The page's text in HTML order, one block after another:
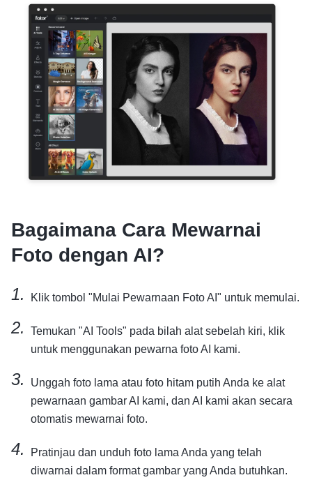
Bagaimana Cara Mewarnai
Foto dengan AI?
Klik tombol "Mulai Pewarnaan Foto AI" untuk memulai.
Temukan "AI Tools" pada bilah alat sebelah kiri, klik
untuk menggunakan pewarna foto AI kami.
Unggah foto lama atau foto hitam putih Anda ke alat
pewarnaan gambar AI kami, dan AI kami akan secara
otomatis mewarnai foto.
Pratinjau dan unduh foto lama Anda yang telah
diwarnai dalam format gambar yang Anda butuhkan.